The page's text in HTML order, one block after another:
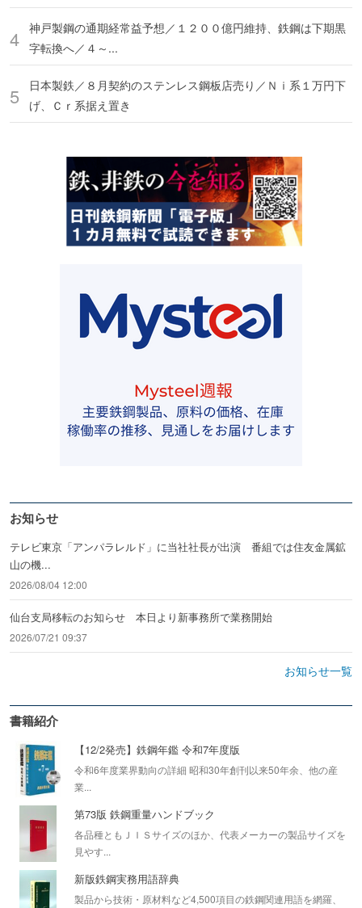
神戸製鋼の通期経常益予想／１２００億円維持、鉄鋼は下期黒
字転換へ／４～...
日本製鉄／８月契約のステンレス鋼板店売り／Ｎｉ系１万円下
げ、Ｃｒ系据え置き
お知らせ
テレビ東京「アンパラレルド」に当社社長が出演 番組では住友金属鉱
山の機...
2026/08/04 12:00
仙台支局移転のお知らせ 本日より新事務所で業務開始
2026/07/21 09:37
お知らせ一覧
書籍紹介
【12/2発売】鉄鋼年鑑 令和7年度版
令和6年度業界動向の詳細 昭和30年創刊以来50年余、他の産
業...
第73版 鉄鋼重量ハンドブック
各品種ともＪＩＳサイズのほか、代表メーカーの製品サイズを
見やす...
新版鉄鋼実務用語辞典
製品から技術・原材料など4,500項目の鉄鋼関連用語を網羅、